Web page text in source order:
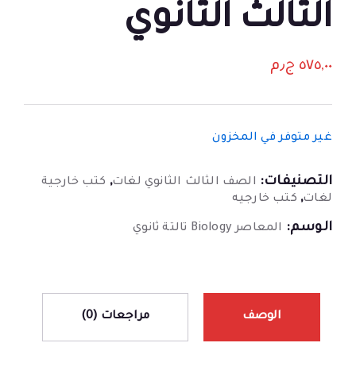
الثالث الثانوي
٥٧٥,٠٠ ج٫م
غير متوفر في المخزون
التصنيفات: الصف الثالث الثانوي لغات, كتب خارجية
لغات, كتب خارجيه
الوسم: المعاصر Biology تالتة ثانوي
الوصف مراجعات (0)